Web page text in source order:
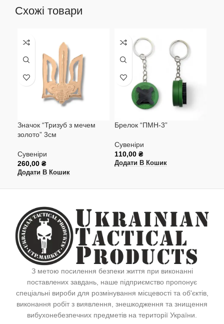
Схожі товари
Значок “Тризуб з мечем
золото” 3см
Сувеніри
260,00 ₴
Додати В Кошик
Брелок “ПМН-3”
Сувеніри
110,00 ₴
Додати В Кошик
З метою посилення безпеки життя при виконанні
поставлених завдань, наше підприємство пропонує
спеціальні вироби для розмінування місцевості та об'єктів,
виконання робіт з виявлення, знешкодження та знищення
вибухонебезпечних предметів на території України.